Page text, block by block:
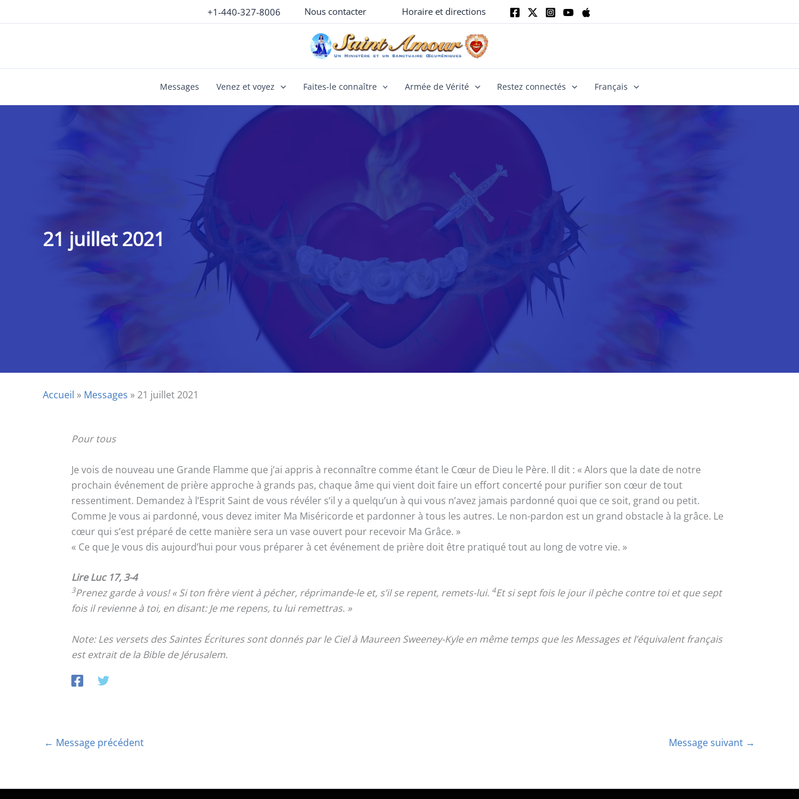
au
+1-440-327-8006 Nous contacter Horaire et directions
Messages Venez et voyez Faites-le connaître Armée de Vérité Restez connectés Français
21 juillet 2021
Accueil » Messages »21 juillet 2021
Pour tous
Je vois de nouveau une Grande Flamme que j’ai appris à reconnaître comme étant le Cœur de Dieu le Père. Il dit : « Alors que la date de notre
prochain événement de prière approche à grands pas, chaque âme qui vient doit faire un effort concerté pour purifier son cœur de tout
ressentiment. Demandez à l’Esprit Saint de vous révéler s’il y a quelqu’un à qui vous n’avez jamais pardonné quoi que ce soit, grand ou petit.
Comme Je vous ai pardonné, vous devez imiter Ma Miséricorde et pardonner à tous les autres. Le non-pardon est un grand obstacle à la grâce. Le
cœur qui s’est préparé de cette manière sera un vase ouvert pour recevoir Ma Grâce. »
« Ce que Je vous dis aujourd’hui pour vous préparer à cet événement de prière doit être pratiqué tout au long de votre vie. »
Lire Luc 17, 3-4
3Prenez garde à vous! « Si ton frère vient à pécher, réprimande-le et, s’il se repent, remets-lui. 4Et si sept fois le jour il pèche contre toi et que sept
fois il revienne à toi, en disant: Je me repens, tu lui remettras. »
Note: Les versets des Saintes Écritures sont donnés par le Ciel à Maureen Sweeney-Kyle en même temps que les Messages et l’équivalent français
est extrait de la Bible de Jérusalem.
← Message précédent Message suivant →